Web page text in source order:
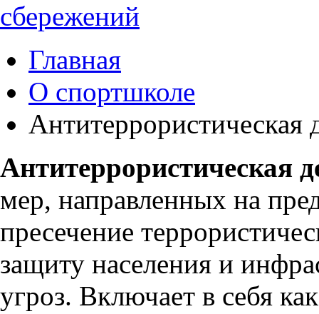
сбережений
Главная
О спортшколе
Антитеррористическая
Антитеррористическая
мер, направленных на
пресечение
защиту населения и
угроз. Включает в себя